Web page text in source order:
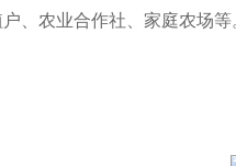
、农业合作社、家庭农场等